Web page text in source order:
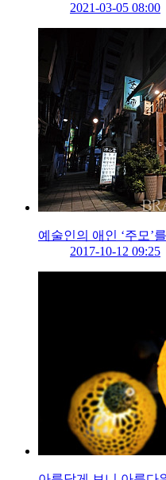
2021-03-05 08:00
예술인의 애인 ‘주모’
2017-10-12 09:25